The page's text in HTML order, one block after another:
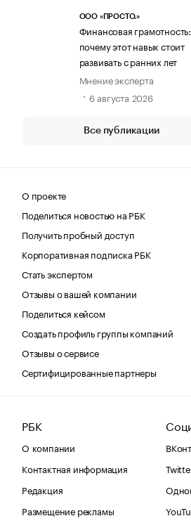
ООО «ПРОСТО.»
Финансовая грамотность:
почему этот навык стоит
развивать с ранних лет
Мнение эксперта
6 августа 2026
Все публикации
О проекте
Поделиться новостью на РБК
Получить пробный доступ
Корпоративная подписка РБК
Стать экспертом
Отзывы о вашей компании
Поделиться кейсом
Создать профиль группы компаний
Отзывы о сервисе
Сертифицированные партнеры
РБК
О компании
Контактная информация
Редакция
Размещение рекламы